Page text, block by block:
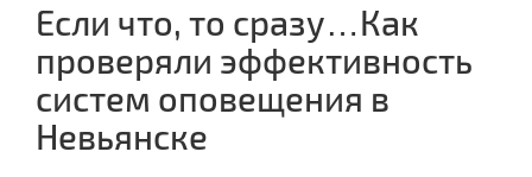
Если что, то сразу…Как
проверяли эффективность
систем оповещения в
Невьянске